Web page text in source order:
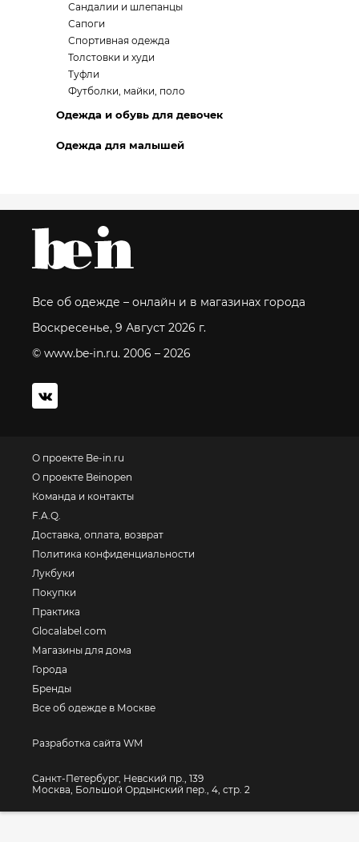
Сандалии и шлепанцы
Сапоги
Спортивная одежда
Толстовки и худи
Туфли
Футболки, майки, поло
Одежда и обувь для девочек
Одежда для малышей
Все об одежде – онлайн и в магазинах города
Воскресенье, 9 Август 2026 г.
© www.be-in.ru. 2006 – 2026
О проекте Be-in.ru
О проекте Beinopen
Команда и контакты
F.A.Q.
Доставка, оплата, возврат
Политика конфиденциальности
Лукбуки
Покупки
Практика
Glocalabel.com
Магазины для дома
Города
Бренды
Все об одежде в Москве
Разработка сайта WM
Санкт-Петербург, Невский пр., 139
Москва, Большой Ордынский пер., 4, стр. 2